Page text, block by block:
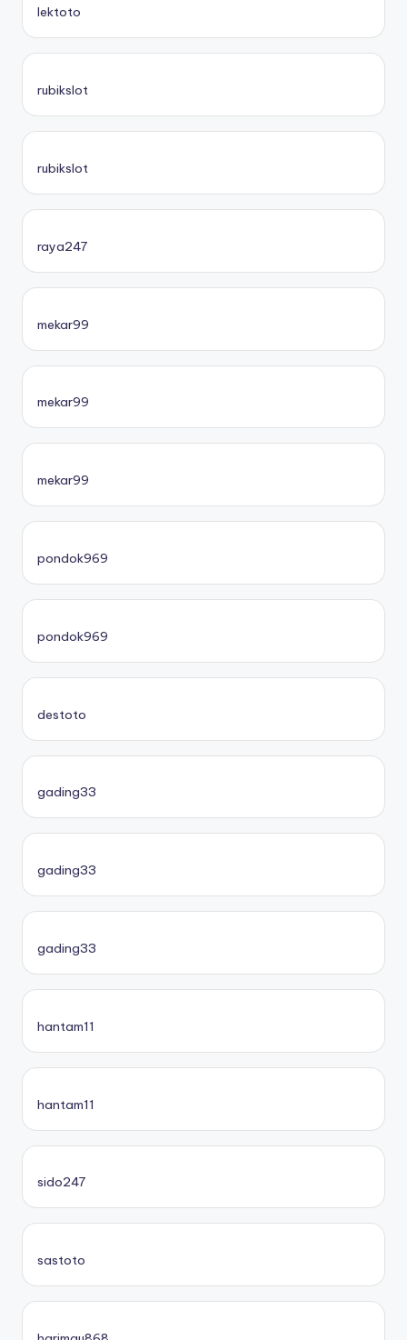
lektoto
rubikslot
rubikslot
raya247
mekar99
mekar99
mekar99
pondok969
pondok969
destoto
gading33
gading33
gading33
hantam11
hantam11
sido247
sastoto